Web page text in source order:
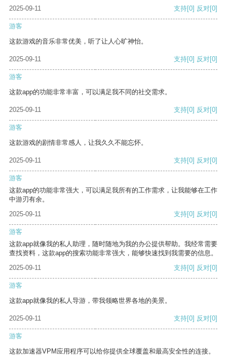
2025-09-11 支持[0] 反对[0]
游客
这款游戏的音乐非常优美，听了让人心旷神怡。
2025-09-11 支持[0] 反对[0]
游客
这款app的功能非常丰富，可以满足我不同的社交需求。
2025-09-11 支持[0] 反对[0]
游客
这款游戏的剧情非常感人，让我久久不能忘怀。
2025-09-11 支持[0] 反对[0]
游客
这款app的功能非常强大，可以满足我所有的工作需求，让我能够在工作
中游刃有余。
2025-09-11
支持[0] 反对[0]
游客
这款app就像我的私人助理，随时随地为我的办公提供帮助。我经常需要
查找资料，这款app的搜索功能非常强大，能够快速找到我需要的信息。
2025-09-11
支持[0] 反对[0]
游客
这款app就像我的私人导游，带我领略世界各地的美景。
2025-09-11 支持[0] 反对[0]
游客
这款加速器VPM应用程序可以给你提供全球覆盖和最高安全性的连接。